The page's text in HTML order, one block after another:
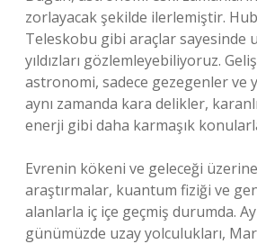
zorlayacak şekilde ilerlemiştir.
Teleskobu gibi araçlar sayesinde
yıldızları gözlemleyebiliyoruz.
astronomi, sadece gezegenler ve
aynı zamanda kara delikler,
enerji gibi daha karmaşık
Evrenin kökeni ve geleceği
araştırmalar, kuantum fiziği ve
alanlarla iç içe geçmiş durumda.
günümüzde uzay yolculukları,